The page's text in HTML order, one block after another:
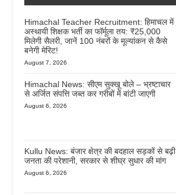
Himachal Teacher Recruitment: हिमाचल में
अस्थायी शिक्षक भर्ती का फॉर्मूला तय: ₹25,000
मिलेगी सैलरी, जानें 100 नंबरों के मूल्यांकन से कैसे
बनेगी मेरिट!
August 7, 2026
Himachal News: सीएम सुक्खू बोले – भ्रष्टाचार
से अर्जित संपत्ति जब्त कर गरीबों में बांटी जाएगी
August 6, 2026
Kullu News: बंजार क्षेत्र की बदहाल सड़कों से बढ़ी
जनता की परेशानी, सरकार से शीघ्र सुधार की मांग
August 6, 2026